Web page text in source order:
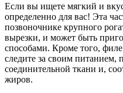
Если вы ищете мягкий и
определенно для вас! Эта
позвоночнике крупного
вырезки, и может быть
способами. Кроме того,
следите за своим питанием,
соединительной ткани и,
жиров.